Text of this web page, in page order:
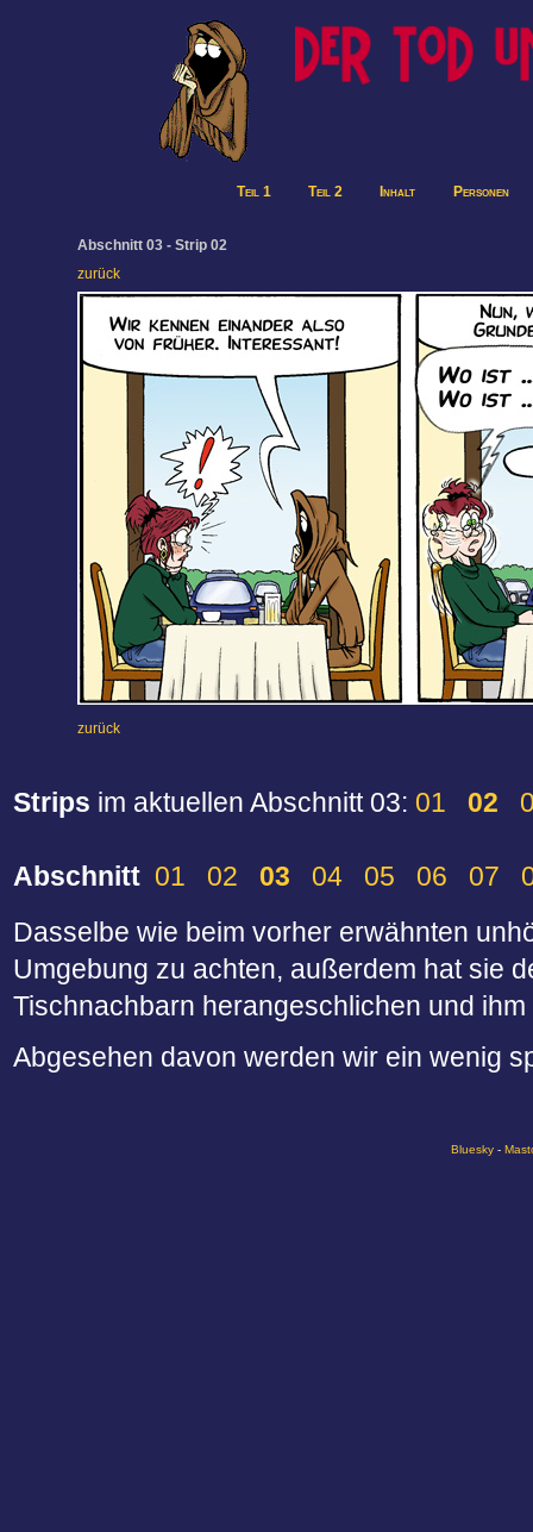
Teil 1 Teil 2 Inhalt Personen
Abschnitt 03 - Strip 02
zurück
zurück
Strips im aktuellen Abschnitt 03: 01 02
Abschnitt 01 02 03 04 05 06 07
Dasselbe wie beim vorher erwähnten
Umgebung zu achten, außerdem hat sie
Tischnachbarn herangeschlichen und
Abgesehen davon werden wir ein wenig
Bluesky -